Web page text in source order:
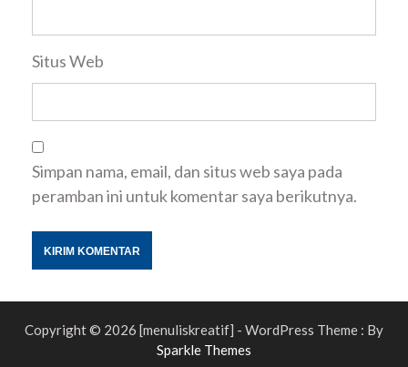
Situs Web
Simpan nama, email, dan situs web saya pada
peramban ini untuk komentar saya berikutnya.
Copyright © 2026 [menuliskreatif] - WordPress Theme : By
Sparkle Themes